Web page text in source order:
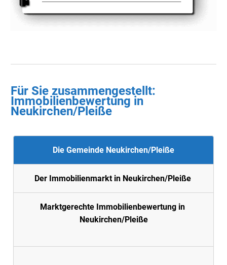
Für Sie zusammengestellt :
Immobilienbewertung in
Neukirchen/Pleiße
Die Gemeinde Neukirchen/Pleiße
Der Immobilienmarkt in Neukirchen/Pleiße
Marktgerechte Immobilienbewertung in
Neukirchen/Pleiße